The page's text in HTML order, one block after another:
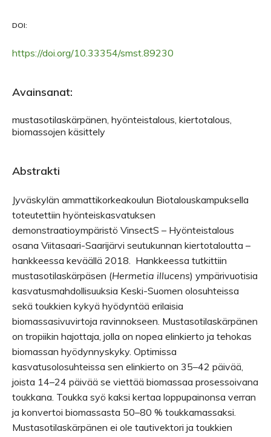
DOI:
https://doi.org/10.33354/smst.89230
Avainsanat:
mustasotilaskärpänen, hyönteistalous, kiertotalous,
biomassojen käsittely
Abstrakti
Jyväskylän ammattikorkeakoulun Biotalouskampuksella
toteutettiin hyönteiskasvatuksen
demonstraatioympäristö VinsectS – Hyönteistalous
osana Viitasaari-Saarijärvi seutukunnan kiertotaloutta –
hankkeessa keväällä 2018. Hankkeessa tutkittiin
mustasotilaskärpäsen (Hermetia illucens) ympärivuotisia
kasvatusmahdollisuuksia Keski-Suomen olosuhteissa
sekä toukkien kykyä hyödyntää erilaisia
biomassasivuvirtoja ravinnokseen. Mustasotilaskärpänen
on tropiikin hajottaja, jolla on nopea elinkierto ja tehokas
biomassan hyödynnyskyky. Optimissa
kasvatusolosuhteissa sen elinkierto on 35–42 päivää,
joista 14–24 päivää se viettää biomassaa prosessoivana
toukkana. Toukka syö kaksi kertaa loppupainonsa verran
ja konvertoi biomassasta 50–80 % toukkamassaksi.
Mustasotilaskärpänen ei ole tautivektori ja toukkien